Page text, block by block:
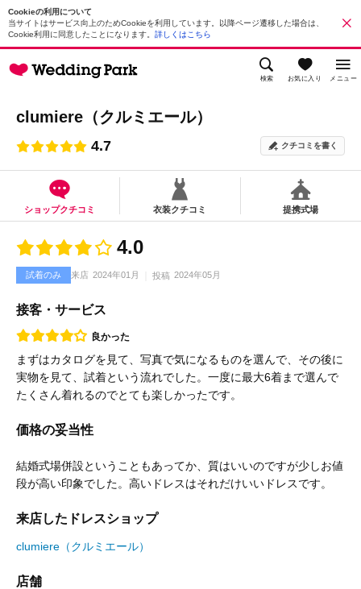
Cookieの利用について
当サイトはサービス向上のためCookieを利用しています。以降ページ遷移した場合は、
Cookie利用に同意したことになります。 詳しくはこちら
検索 お気に入り メニュー
clumiere（クルミエール）
4.7 クチコミを書く
ショップクチコミ 衣装クチコミ 提携式場
4.0
試着のみ 来店 2024年01月 投稿 2024年05月
接客・サービス
良かった
まずはカタログを見て、写真で気になるものを選んで、その後に
実物を見て、試着という流れでした。一度に最大6着まで選んで
たくさん着れるのでとても楽しかったです。
価格の妥当性
結婚式場併設ということもあってか、質はいいのですが少しお値
段が高い印象でした。高いドレスはそれだけいいドレスです。
来店したドレスショップ
clumiere（クルミエール）
店舗